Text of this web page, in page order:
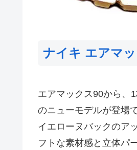
ナイキ エアマ
エアマックス90から、
のニューモデルが登場で
イエローヌバックのア
フトな素材感と立体パ